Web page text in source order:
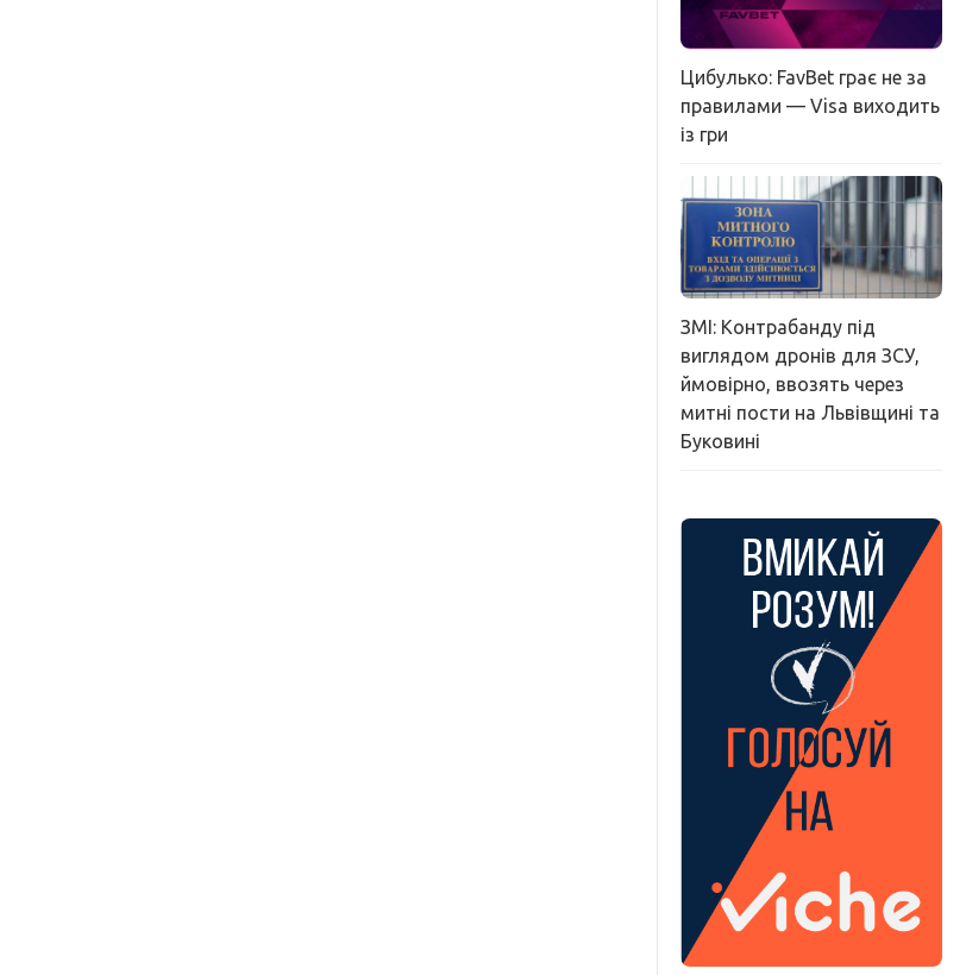
Цибулько: FavBet грає не за
правилами — Visa виходить
із гри
ЗМІ: Контрабанду під
виглядом дронів для ЗСУ,
ймовірно, ввозять через
митні пости на Львівщині та
Буковині